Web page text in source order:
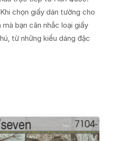
chọn giấy dán tường cho
bạn cân nhắc loại giấy
từ những kiểu dáng đặc